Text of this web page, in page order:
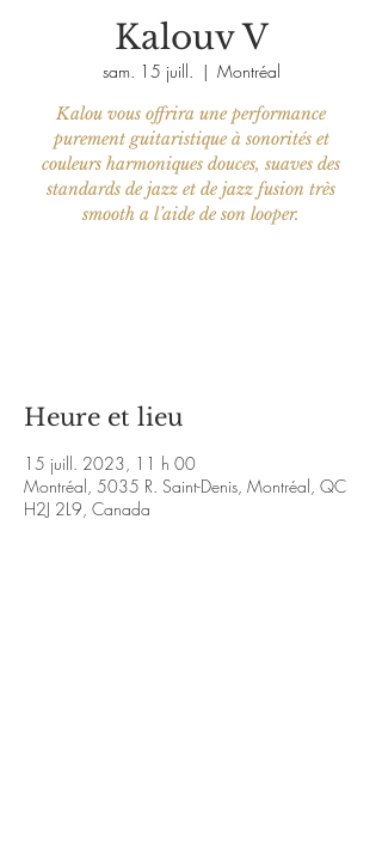
Kalouv V
sam. 15 juill.
  |
Montréal
Kalou vous offrira une performance
purement guitaristique à sonorités et
couleurs harmoniques douces, suaves des
standards de jazz et de jazz fusion très
smooth a l’aide de son looper.
Heure et lieu
15 juill. 2023, 11 h 00
Montréal, 5035 R. Saint-Denis, Montréal, QC
H2J 2L9, Canada